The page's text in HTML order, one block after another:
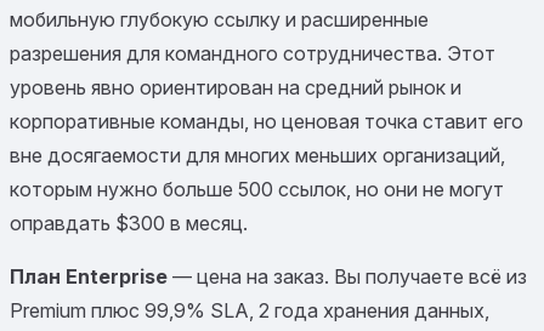
мобильную глубокую ссылку и расширенные
разрешения для командного сотрудничества. Этот
уровень явно ориентирован на средний рынок и
корпоративные команды, но ценовая точка ставит его
вне досягаемости для многих меньших организаций,
которым нужно больше 500 ссылок, но они не могут
оправдать $300 в месяц.
План Enterprise — цена на заказ. Вы получаете всё из
Premium плюс 99,9% SLA, 2 года хранения данных,